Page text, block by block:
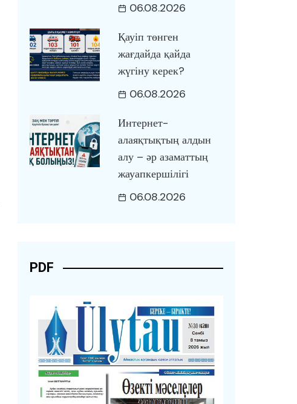
06.08.2026
Қауіп төнген
жағдайда қайда
жүгіну керек?
06.08.2026
Интернет-
алаяқтықтың алдын
алу – әр азаматтың
жауапкершілігі
06.08.2026
PDF